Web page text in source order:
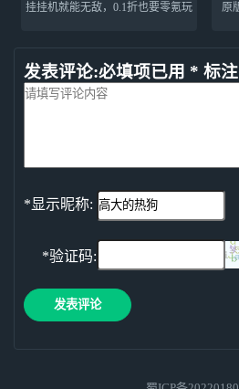
挂挂机就能无敌，0.1折也要零氪玩
原
发表评论:必填项已用 * 标注
*显示昵称:
*验证码:
发表评论